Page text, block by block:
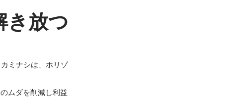
き放つ
ミナシは、ホリゾ
ムダを削減し利益